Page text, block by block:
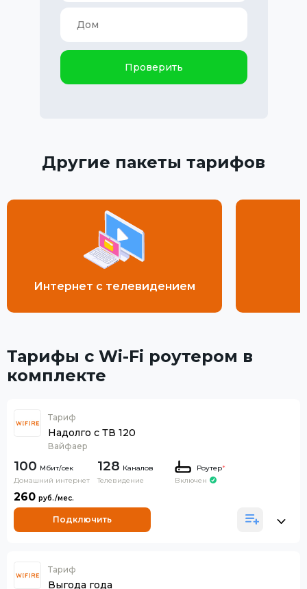
Проверить
Другие пакеты тарифов
Интернет с телевидением
Тарифы с Wi-Fi роутером в
комплекте
Тариф
Надолго с ТВ 120
Вайфаер
100
Домашний интернет
128 Каналов
Телевидение
Роутер*
Включен
260
Подключить
Тариф
Выгода года